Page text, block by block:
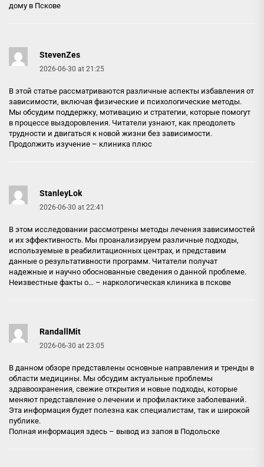
дому в Пскове
StevenZes
2026-06-30 at 21:25
В этой статье рассматриваются различные аспекты избавления от
зависимости, включая физические и психологические методы.
Мы обсудим поддержку, мотивацию и стратегии, которые помогут
в процессе выздоровления. Читатели узнают, как преодолеть
трудности и двигаться к новой жизни без зависимости.
Продолжить изучение – клиника плюс
StanleyLok
2026-06-30 at 22:41
В этом исследовании рассмотрены методы лечения зависимостей
и их эффективность. Мы проанализируем различные подходы,
используемые в реабилитационных центрах, и представим
данные о результативности программ. Читатели получат
надежные и научно обоснованные сведения о данной проблеме.
Неизвестные факты о… – наркологическая клиника в пскове
RandallMit
2026-06-30 at 23:05
В данном обзоре представлены основные направления и тренды в
области медицины. Мы обсудим актуальные проблемы
здравоохранения, свежие открытия и новые подходы, которые
меняют представление о лечении и профилактике заболеваний.
Эта информация будет полезна как специалистам, так и широкой
публике.
Полная информация здесь – вывод из запоя в Подольске